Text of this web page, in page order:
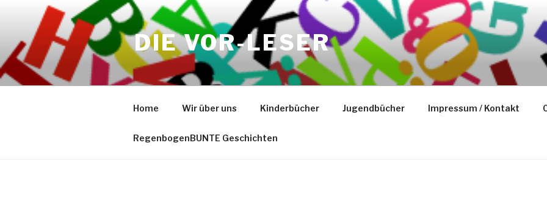
springen
DIE VOR-LESER
Home Wir über uns Kinderbücher Jugendbücher Impressum / Kontakt
RegenbogenBUNTE Geschichten